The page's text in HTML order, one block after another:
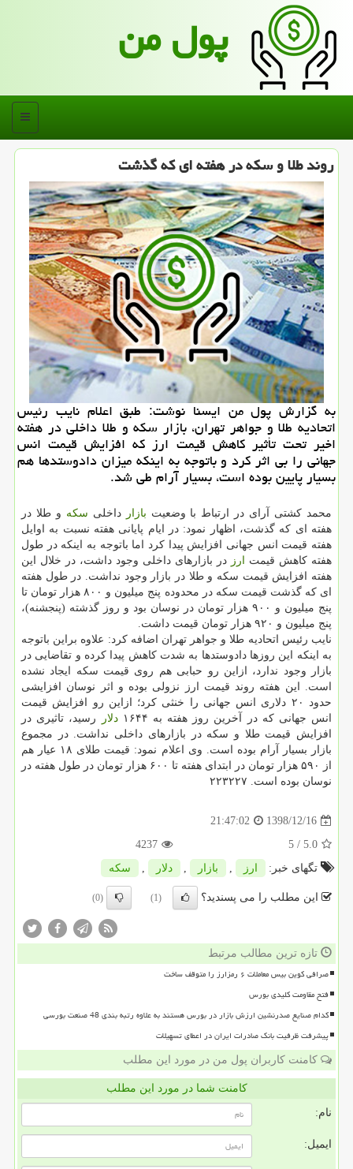
پول من
منو
روند طلا و سكه در هفته ای كه گذشت
به گزارش پول من ایسنا نوشت: طبق اعلام نایب رئیس
اتحادیه طلا و جواهر تهران، بازار سكه و طلا داخلی در هفته
اخیر تحت تأثیر كاهش قیمت ارز كه افزایش قیمت انس
جهانی را بی اثر كرد و باتوجه به اینكه میزان دادوستدها هم
بسیار پایین بوده است، بسیار آرام طی شد.
محمد كشتی آرای در ارتباط با وضعیت بازار داخلی سكه و طلا در
هفته ای كه گذشت، اظهار نمود: در ایام پایانی هفته نسبت به اوایل
هفته قیمت انس جهانی افزایش پیدا كرد اما باتوجه به اینكه در طول
هفته كاهش قیمت ارز در بازارهای داخلی وجود داشت، در خلال این
هفته افزایش قیمت سكه و طلا در بازار وجود نداشت. در طول هفته
ای كه گذشت قیمت سكه در محدوده پنج میلیون و ۸۰۰ هزار تومان تا
پنج میلیون و ۹۰۰ هزار تومان در نوسان بود و روز گذشته (پنجشنه)،
پنج میلیون و ۹۲۰ هزار تومان قیمت داشت.
نایب رئیس اتحادیه طلا و جواهر تهران اضافه كرد: علاوه براین باتوجه
به اینكه این روزها دادوستدها به شدت كاهش پیدا كرده و تقاضایی در
بازار وجود ندارد، ازاین رو حبابی هم روی قیمت سكه ایجاد نشده
است. این هفته روند قیمت ارز نزولی بوده و اثر نوسان افزایشی
حدود ۲۰ دلاری انس جهانی را خنثی كرد؛ ازاین رو افزایش قیمت
انس جهانی كه در آخرین روز هفته به ۱۶۴۴
دلار
رسید، تاثیری در
افزایش قیمت طلا و سكه در بازارهای داخلی نداشت. در مجموع
بازار بسیار آرام بوده است. وی اعلام نمود: قیمت طلای ۱۸ عیار هم
از ۵۹۰ هزار تومان در ابتدای هفته تا ۶۰۰ هزار تومان در طول هفته در
نوسان بوده است. ۲۲۳۲۲۷
1398/12/16
21:47:02
5.0
/ 5
4237
تگهای خبر:
ارز , بازار , دلار , سكه
این مطلب را می پسندید؟ (1)
(0)
تازه ترین مطالب مرتبط
صرافی کوین بیس معاملات ۶ رمزارز را متوقف ساخت
فتح مقاومت کلیدی بورس
کدام صنایع صدرنشین ارزش بازار در بورس هستند به علاوه رتبه بندی 48 صنعت بورسی
پیشرفت ظرفیت بانک صادرات ایران در اعطای تسهیلات
کامنت کاربران پول من در مورد این مطلب
کامنت شما در مورد این مطلب
نام:
ایمیل: